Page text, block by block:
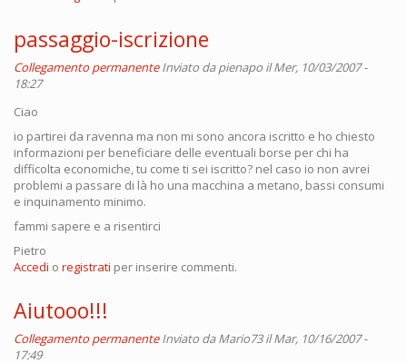
passaggio-iscrizione
Collegamento permanente Inviato dapienapo il Mer, 10/03/2007 -
18:27
Ciao
io partirei da ravenna ma non mi sono ancora iscritto e ho chiesto
informazioni per beneficiare delle eventuali borse per chi ha
difficolta economiche, tu come ti sei iscritto? nel caso io non avrei
problemi a passare di là ho una macchina a metano, bassi consumi
e inquinamento minimo.
fammi sapere e a risentirci
Pietro
Accedi o registrati per inserire commenti.
Aiutooo!!!
Collegamento permanente Inviato daMario73il Mar, 10/16/2007 -
17:49